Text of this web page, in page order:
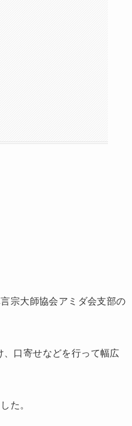
宗大師協会アミダ会支部の
口寄せなどを行って幅広
た。